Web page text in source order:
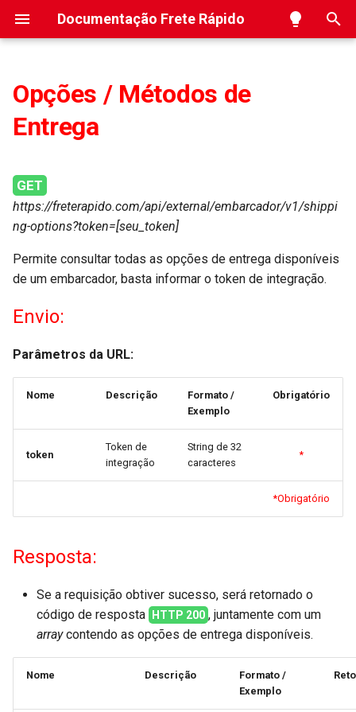
Documentação Frete Rápido
c
a
l
i
z
a
e
Visão Geral
Códigos de Resposta
Tipos de Volumes
Ocorrências da Frete Rápido
Inserir
SIGEP
Ocorrências
Webhook de Faturas
Webhook de separação WMS
Inserir
Inserir
Inserir
Deletar
Diagrama da API
Solicitação de Coleta
Criar volume para rastreio
Ocorrências do Frete
Pedido
Conhecimento de Transporte
Comprovantes de Entrega
Comprovantes de Entrega por
Webhook Metadados
Opções / Métodos de
Entrega
GET
https://freterapido.com/api/external/embarcador/v1/shippi
ng-options?token=[seu_token]
Permite consultar todas as opções de entrega disponíveis
de um embarcador, basta informar o token de integração.
Envio:
Parâmetros da URL:
Nome Descrição
Formato /
Exemplo
Obrigatório
token
Token de
integração
String de 32
caracteres
*
*Obrigatório
Resposta:
Se a requisição obtiver sucesso, será retornado o
código de resposta
HTTP 200 , juntamente com um
arraycontendo as opções de entrega disponíveis.
Nome Descrição
Formato /
Exemplo